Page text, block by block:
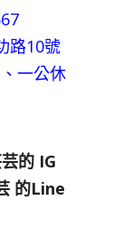
路10號
一公休
的 IG
的Line